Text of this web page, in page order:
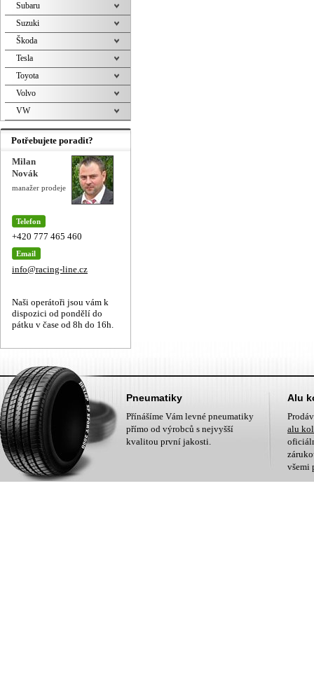
Subaru
Suzuki
Škoda
Tesla
Toyota
Volvo
VW
Potřebujete poradit?
Milan
Novák
manažer prodeje
Telefon
+420 777 465 460
Email
info@racing-line.cz
Naši operátoři jsou vám k
dispozici od pondělí do
pátku v čase od 8h do 16h.
Pneumatiky
Přínášíme Vám levné pneumatiky
přímo od výrobců s nejvyšší
kvalitou první jakosti.
Alu
alu
všemi